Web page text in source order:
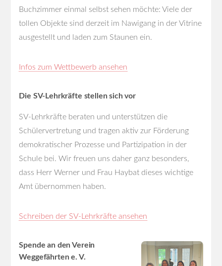
Buchzimmer einmal selbst sehen möchte: Viele der
tollen Objekte sind derzeit im Nawigang in der Vitrine
ausgestellt und laden zum Staunen ein.
Infos zum Wettbewerb ansehen
Die SV-Lehrkräfte stellen sich vor
SV-Lehrkräfte beraten und unterstützen die
Schülervertretung und tragen aktiv zur Förderung
demokratischer Prozesse und Partizipation in der
Schule bei. Wir freuen uns daher ganz besonders,
dass Herr Werner und Frau Haybat dieses wichtige
Amt übernommen haben.
Schreiben der SV-Lehrkräfte ansehen
Spende an den Verein
Weggefährten e. V.